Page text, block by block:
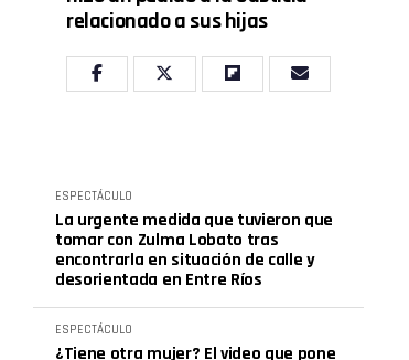
relacionado a sus hijas
ESPECTÁCULO
La urgente medida que tuvieron que
tomar con Zulma Lobato tras
encontrarla en situación de calle y
desorientada en Entre Ríos
ESPECTÁCULO
¿Tiene otra mujer? El video que pone